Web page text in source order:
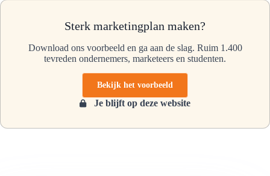
Sterk marketingplan maken?
Download ons voorbeeld en ga aan de slag. Ruim 1.400
tevreden ondernemers, marketeers en studenten.
Bekijk het voorbeeld
Je blijft op deze website